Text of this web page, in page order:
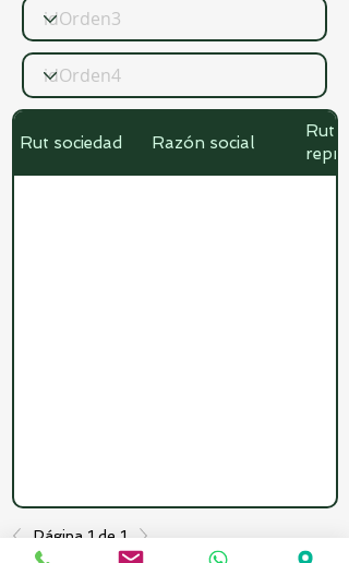
Rut sociedad Razón social
Rut
Página 1 de 1